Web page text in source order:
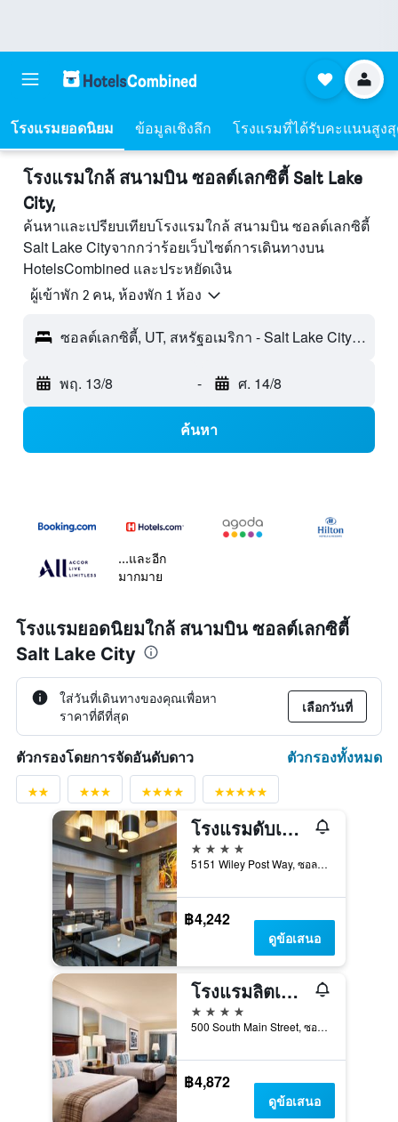
โรงแรมยอดนิยม ข้อมูลเชิงลึก โรงแรมที่ได้รับคะแนนสูง
โรงแรมใกล้ สนามบิน ซอลต์เลกซิตี้ Salt Lake
City,
ค้นหาและเปรียบเทียบโรงแรมใกล้ สนามบิน ซอลต์เลกซิตี้
Salt Lake Cityจากกว่าร้อยเว็บไซต์การเดินทางบน
HotelsCombined และประหยัดเงิน
ผู้เข้าพัก 2 คน, ห้องพัก 1 ห้อง
ซอลต์เลกซิตี้, UT, สหรัฐอเมริกา - Salt Lake City (SLC)
พฤ. 13/8 - ศ. 14/8
ค้นหา
...และอีก
มากมาย
โรงแรมยอดนิยมใกล้ สนามบิน ซอลต์เลกซิตี้
Salt Lake City
ใส่วันที่เดินทางของคุณเพื่อหา
ราคาที่ดีที่สุด
เลือกวันที่
ตัวกรองโดยการจัดอันดับดาว ตัวกรองทั้งหมด
โรงแรมดับเบิลทรีบายฮิลตัน สนามบินซอลท์เลคซิตี้
4 ดาว
5151 Wiley Post Way, ซอลต์เลกซิตี้, UT, สหรัฐอเมริกา
฿4,242
ดูข้อเสนอ
โรงแรมลิตเทิ้ลอเมริกา
4 ดาว
500 South Main Street, ซอลต์เลกซิตี้, UT, สหรัฐอเมริกา
฿4,872
ดูข้อเสนอ